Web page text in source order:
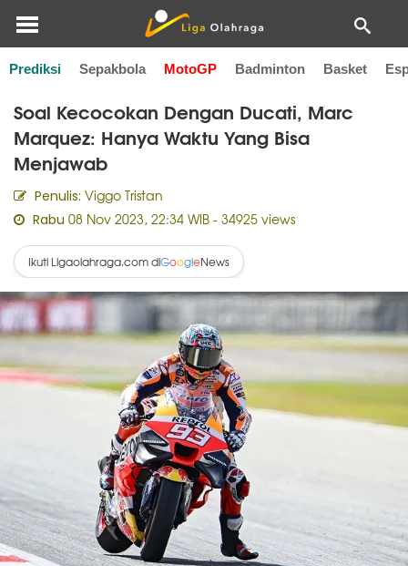
Prediksi Sepakbola MotoGP Badminton Basket
Home MotoGP
Soal Kecocokan Dengan Ducati, Marc
Marquez: Hanya Waktu Yang Bisa
Menjawab
Penulis: Viggo Tristan
Rabu 08 Nov 2023, 22:34 WIB - 34925 views
Ikuti Ligaolahraga.com diGoogleNews